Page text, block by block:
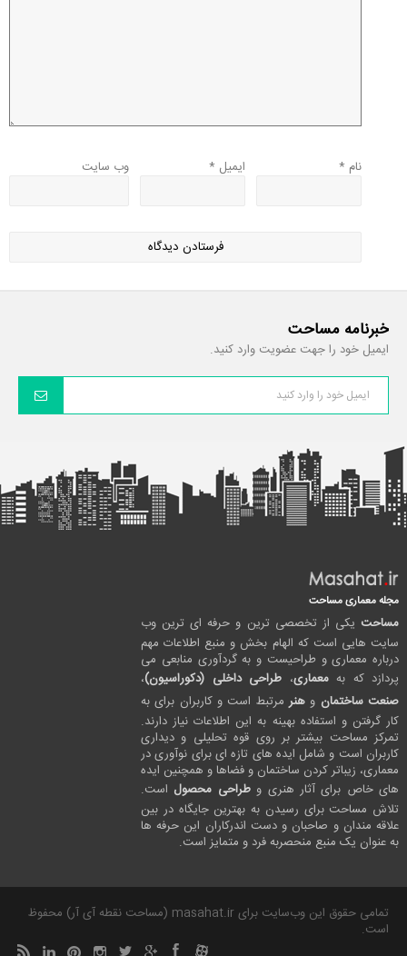
نام * ایمیل * وب‌ سایت
خبرنامه مساحت
ایمیل خود را جهت عضویت وارد کنید.
مجله معماری مساحت
مساحت یکی از تخصصی ترین و حرفه ای ترین وب
سایت هایی است که الهام بخش و منبع اطلاعات مهم
درباره معماری و طراحیست و به گردآوری منابعی می
پردازد که بهمعماری، طراحی داخلی (دکوراسیون)،
صنعت ساختمان و هنرمرتبط است و کاربران برای به
کار گرفتن و استفاده بهینه به این اطلاعات نیاز دارند.
تمرکز مساحت بیشتر بر روی قوه تحلیلی و دیداری
کاربران است و شامل ایده های تازه ای برای نوآوری در
معماری، زیباتر کردن ساختمان و فضاها و همچنین ایده
های خاص برای آثار هنری وطراحی محصول است.
تلاش مساحت برای رسیدن به بهترین جایگاه در بین
علاقه مندان و صاحبان و دست اندرکاران این حرفه ها
به عنوان یک منبع منحصربه فرد و متمایز است.
تمامی حقوق این وب‌سایت برای masahat.ir (مساحت نقطه آی آر) محفوظ
است.